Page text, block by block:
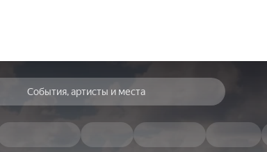
События, артисты и места